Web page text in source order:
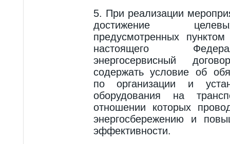
5. При реализации
достижение
предусмотренных
настоящего
энергосервисный
содержать условие об
по организации и
оборудования на
отношении которых
энергосбережению и
эффективности.